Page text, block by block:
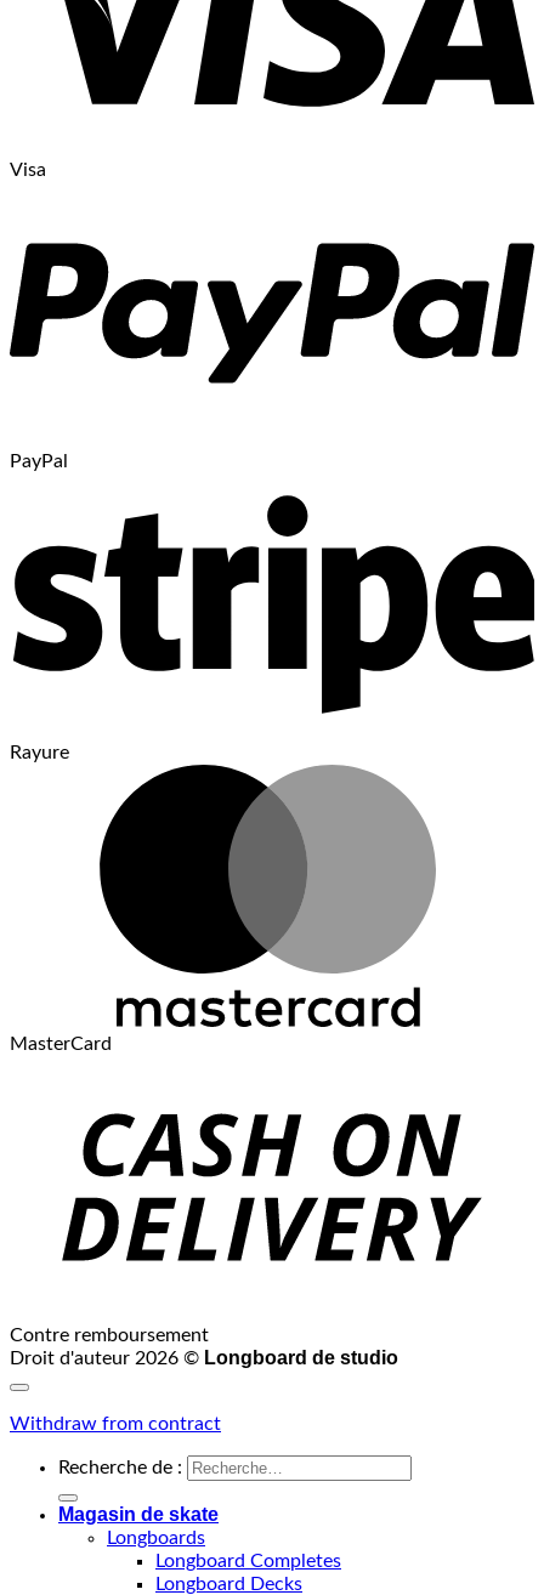
Visa
PayPal
Rayure
MasterCard
Contre remboursement
Droit d'auteur 2026 © Longboard de studio
Withdraw from contract
Recherche de :
Magasin de skate
Longboards
Longboard Completes
Longboard Decks